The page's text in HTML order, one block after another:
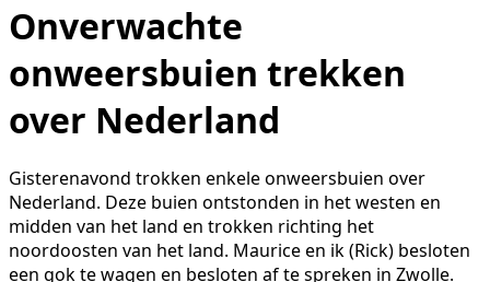
Onverwachte
onweersbuien trekken
over Nederland
Gisterenavond trokken enkele onweersbuien over
Nederland. Deze buien ontstonden in het westen en
midden van het land en trokken richting het
noordoosten van het land. Maurice en ik (Rick) besloten
een gok te wagen en besloten af te spreken in Zwolle.